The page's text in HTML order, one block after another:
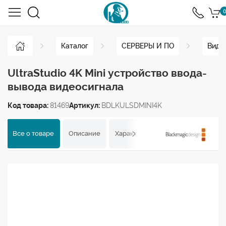
0
Каталог СЕРВЕРЫ И ПО
UltraStudio 4K Mini устройство ввода-
вывода видеосигнала
Код товара:81469Артикул: BDLKULSDMINI4K
Все о товаре Описание Характеристики Отзывы